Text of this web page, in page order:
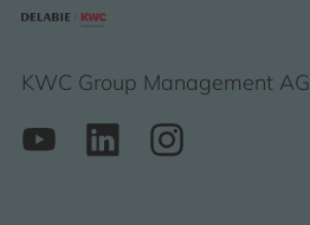
KWC Group Management AG